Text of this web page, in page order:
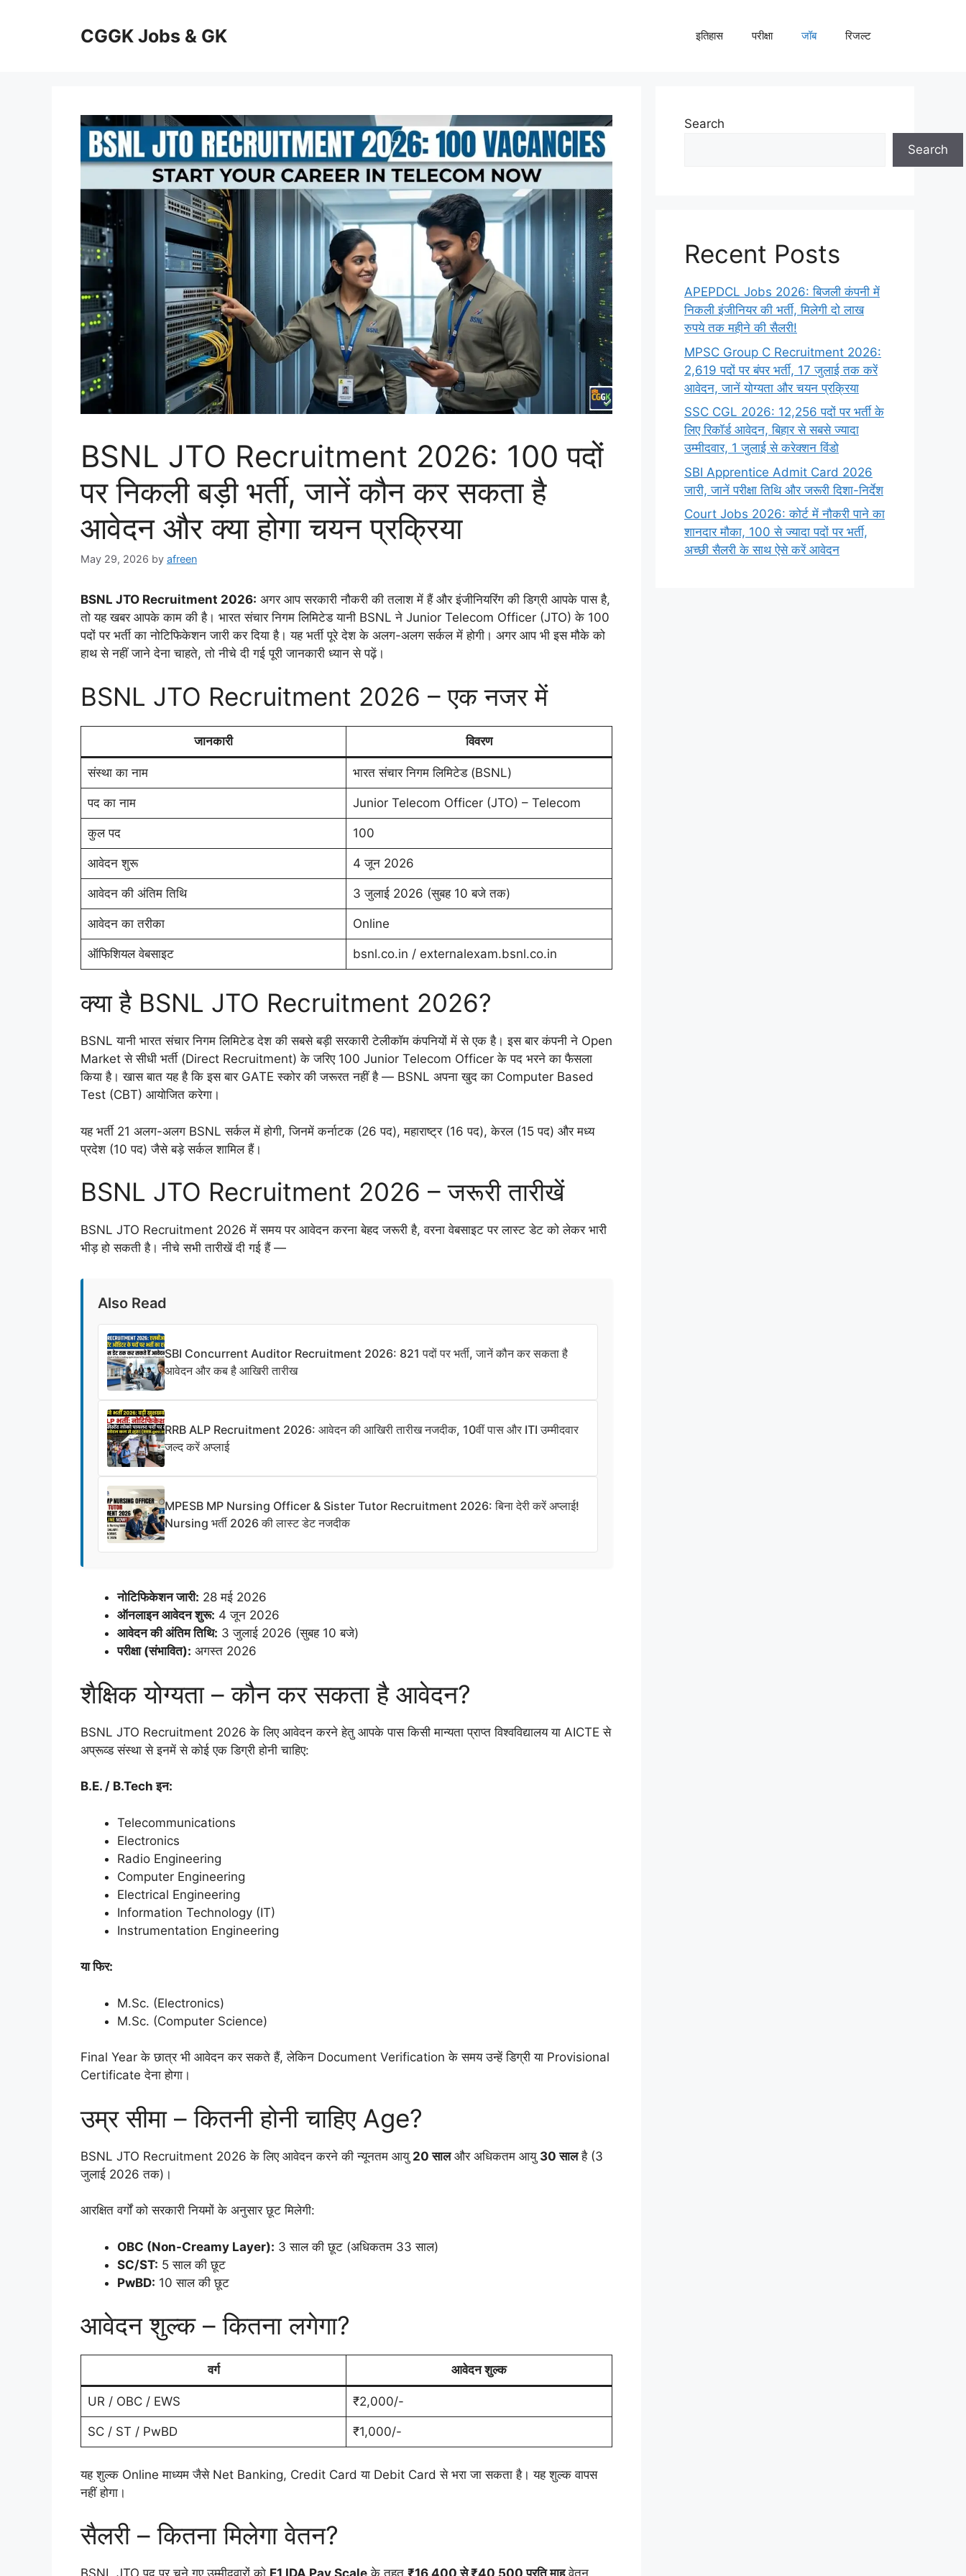
CGGK Jobs & GK इतिहास परीक्षा जॉब रिजल्ट
BSNL JTO Recruitment 2026: 100 पदों
पर निकली बड़ी भर्ती, जानें कौन कर सकता है
आवेदन और क्या होगा चयन प्रक्रिया
May 29, 2026 by afreen
BSNL JTO Recruitment 2026: अगर आप सरकारी नौकरी की तलाश में हैं और इंजीनियरिंग की डिग्री आपके पास है,
तो यह खबर आपके काम की है। भारत संचार निगम लिमिटेड यानी BSNL ने Junior Telecom Officer (JTO) के 100
पदों पर भर्ती का नोटिफिकेशन जारी कर दिया है। यह भर्ती पूरे देश के अलग-अलग सर्कल में होगी। अगर आप भी इस मौके को
हाथ से नहीं जाने देना चाहते, तो नीचे दी गई पूरी जानकारी ध्यान से पढ़ें।
BSNL JTO Recruitment 2026 – एक नजर में
जानकारी विवरण
संस्था का नाम भारत संचार निगम लिमिटेड (BSNL)
पद का नाम Junior Telecom Officer (JTO) – Telecom
कुल पद 100
आवेदन शुरू 4 जून 2026
आवेदन की अंतिम तिथि 3 जुलाई 2026 (सुबह 10 बजे तक)
आवेदन का तरीका Online
ऑफिशियल वेबसाइट bsnl.co.in / externalexam.bsnl.co.in
क्या है BSNL JTO Recruitment 2026?
BSNL यानी भारत संचार निगम लिमिटेड देश की सबसे बड़ी सरकारी टेलीकॉम कंपनियों में से एक है। इस बार कंपनी ने Open
Market से सीधी भर्ती (Direct Recruitment) के जरिए 100 Junior Telecom Officer के पद भरने का फैसला
किया है। खास बात यह है कि इस बार GATE स्कोर की जरूरत नहीं है — BSNL अपना खुद का Computer Based
Test (CBT) आयोजित करेगा।
यह भर्ती 21 अलग-अलग BSNL सर्कल में होगी, जिनमें कर्नाटक (26 पद), महाराष्ट्र (16 पद), केरल (15 पद) और मध्य
प्रदेश (10 पद) जैसे बड़े सर्कल शामिल हैं।
BSNL JTO Recruitment 2026 – जरूरी तारीखें
BSNL JTO Recruitment 2026 में समय पर आवेदन करना बेहद जरूरी है, वरना वेबसाइट पर लास्ट डेट को लेकर भारी
भीड़ हो सकती है। नीचे सभी तारीखें दी गई हैं —
Also Read
SBI Concurrent Auditor Recruitment 2026: 821 पदों पर भर्ती, जानें कौन कर सकता है
आवेदन और कब है आखिरी तारीख
RRB ALP Recruitment 2026: आवेदन की आखिरी तारीख नजदीक, 10वीं पास और ITI उम्मीदवार
जल्द करें अप्लाई
MPESB MP Nursing Officer & Sister Tutor Recruitment 2026: बिना देरी करें अप्लाई!
Nursing भर्ती 2026 की लास्ट डेट नजदीक
नोटिफिकेशन जारी: 28 मई 2026
ऑनलाइन आवेदन शुरू: 4 जून 2026
आवेदन की अंतिम तिथि: 3 जुलाई 2026 (सुबह 10 बजे)
परीक्षा (संभावित): अगस्त 2026
शैक्षिक योग्यता – कौन कर सकता है आवेदन?
BSNL JTO Recruitment 2026 के लिए आवेदन करने हेतु आपके पास किसी मान्यता प्राप्त विश्वविद्यालय या AICTE से
अप्रूव्ड संस्था से इनमें से कोई एक डिग्री होनी चाहिए:
B.E. / B.Tech इन:
Telecommunications
Electronics
Radio Engineering
Computer Engineering
Electrical Engineering
Information Technology (IT)
Instrumentation Engineering
या फिर:
M.Sc. (Electronics)
M.Sc. (Computer Science)
Final Year के छात्र भी आवेदन कर सकते हैं, लेकिन Document Verification के समय उन्हें डिग्री या Provisional
Certificate देना होगा।
उम्र सीमा – कितनी होनी चाहिए Age?
BSNL JTO Recruitment 2026 के लिए आवेदन करने की न्यूनतम आयु 20 सालऔर अधिकतम आयु 30 सालहै (3
जुलाई 2026 तक)।
आरक्षित वर्गों को सरकारी नियमों के अनुसार छूट मिलेगी:
OBC (Non-Creamy Layer): 3 साल की छूट (अधिकतम 33 साल)
SC/ST: 5 साल की छूट
PwBD: 10 साल की छूट
आवेदन शुल्क – कितना लगेगा?
वर्ग आवेदन शुल्क
UR / OBC / EWS ₹2,000/-
SC / ST / PwBD ₹1,000/-
यह शुल्क Online माध्यम जैसे Net Banking, Credit Card या Debit Card से भरा जा सकता है। यह शुल्क वापस
नहीं होगा।
सैलरी – कितना मिलेगा वेतन?
Search
Search
Recent Posts
APEPDCL Jobs 2026: बिजली कंपनी में
निकली इंजीनियर की भर्ती, मिलेगी दो लाख
रुपये तक महीने की सैलरी!
MPSC Group C Recruitment 2026:
2,619 पदों पर बंपर भर्ती, 17 जुलाई तक करें
आवेदन, जानें योग्यता और चयन प्रक्रिया
SSC CGL 2026: 12,256 पदों पर भर्ती के
लिए रिकॉर्ड आवेदन, बिहार से सबसे ज्यादा
उम्मीदवार, 1 जुलाई से करेक्शन विंडो
SBI Apprentice Admit Card 2026
जारी, जानें परीक्षा तिथि और जरूरी दिशा-निर्देश
Court Jobs 2026: कोर्ट में नौकरी पाने का
शानदार मौका, 100 से ज्यादा पदों पर भर्ती,
अच्छी सैलरी के साथ ऐसे करें आवेदन